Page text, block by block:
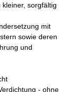
sorgfältig
mit
sowie deren
und
- ohne